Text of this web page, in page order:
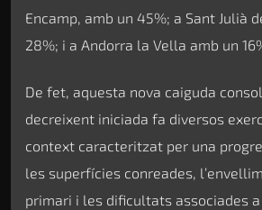
Encamp, amb un 45%; a Sant Julià
28%; i a Andorra la Vella amb un
De fet, aquesta nova caiguda
decreixent iniciada fa diversos
context caracteritzat per una
les superfícies conreades,
primari i les dificultats associades